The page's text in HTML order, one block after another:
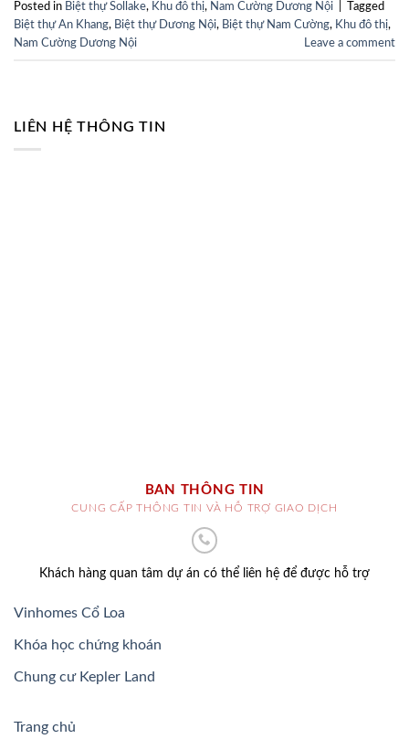
Posted in Biệt thự Sollake, Khu đô thị, Nam Cường Dương Nội
Tagged
Biệt thự An Khang, Biệt thự Dương Nội, Biệt thự Nam Cường, Khu đô thị,
Nam Cường Dương Nội
Leave a comment
LIÊN HỆ THÔNG TIN
BAN THÔNG TIN
CUNG CẤP THÔNG TIN VÀ HỖ TRỢ GIAO DỊCH
Khách hàng quan tâm dự án có thể liên hệ để được hỗ trợ
Vinhomes Cổ Loa
Khóa học chứng khoán
Chung cư Kepler Land
Trang chủ